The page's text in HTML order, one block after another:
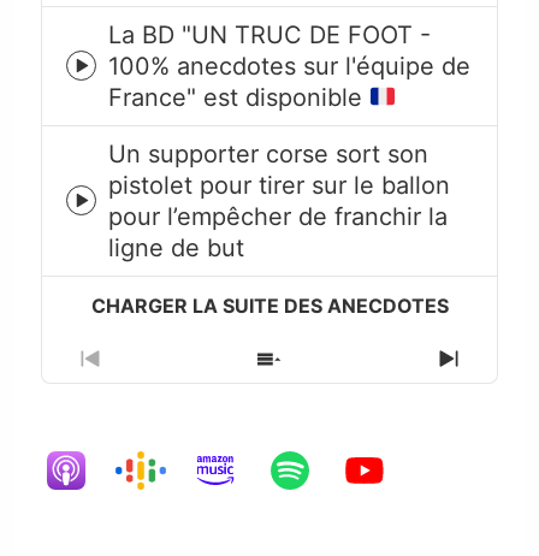
Episode
play
icon
La BD "UN TRUC DE FOOT -
100% anecdotes sur l'équipe de
France" est disponible
Episode
play
icon
Un supporter corse sort son
pistolet pour tirer sur le ballon
pour l’empêcher de franchir la
ligne de but
Previous
Episode
Show
Episodes
Next
Episode